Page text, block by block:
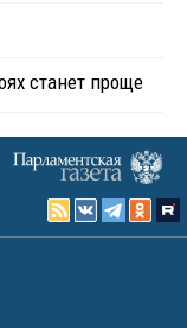
станет проще